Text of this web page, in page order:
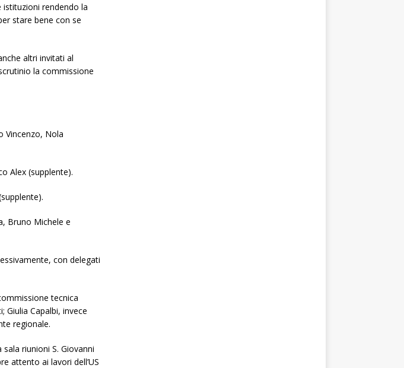
rendendo la
stare bene con se
altri invitati al
la commissione
Vincenzo, Nola
Alex (supplente).
Bruno Michele e
con delegati
tecnica
Giulia Capalbi, invece
regionale.
riunioni S. Giovanni
attento ai lavori dell’US